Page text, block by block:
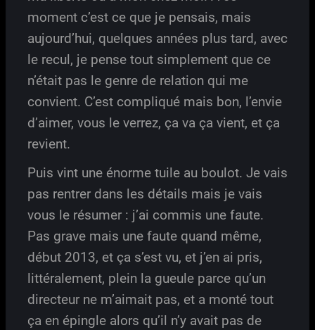
moment c’est ce que je pensais, mais
aujourd’hui, quelques années plus tard, avec
le recul, je pense tout simplement que ce
n’était pas le genre de relation qui me
convient. C’est compliqué mais bon, l’envie
d’aimer, vous le verrez, ça va ça vient, et ça
revient.
Puis vint une énorme tuile au boulot. Je vais
pas rentrer dans les détails mais je vais
vous le résumer : j’ai commis une faute.
Pas grave mais une faute quand même,
début 2013, et ça s’est vu, et j’en ai pris,
littéralement, plein la gueule parce qu’un
directeur ne m’aimait pas, et a monté tout
ça en épingle alors qu’il n’y avait pas de